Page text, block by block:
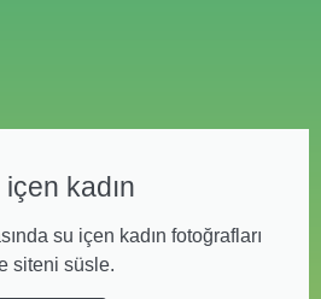
içen kadın
su içen kadın fotoğrafları
siteni süsle.